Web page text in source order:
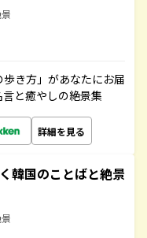
き方」があなたにお届
と癒やしの絶景集
詳細を見る
韓国のことばと絶景